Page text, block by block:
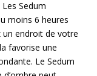
Sedum
moins 6 heures
un endroit de votre
favorise une
Le Sedum